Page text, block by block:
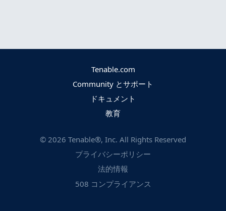
Tenable.com
Community とサポート
ドキュメント
教育
© 2026 Tenable®, Inc. All Rights Reserved
プライバシーポリシー
法的情報
508 コンプライアンス